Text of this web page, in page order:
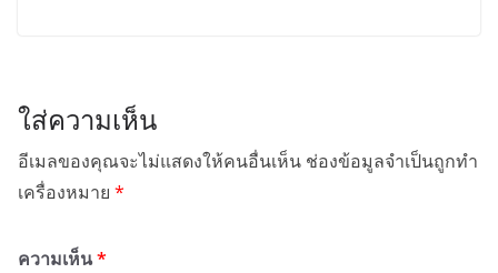
ใส่ความเห็น
อีเมลของคุณจะไม่แสดงให้คนอื่นเห็น ช่องข้อมูลจำเป็นถูกทำ
เครื่องหมาย *
ความเห็น*